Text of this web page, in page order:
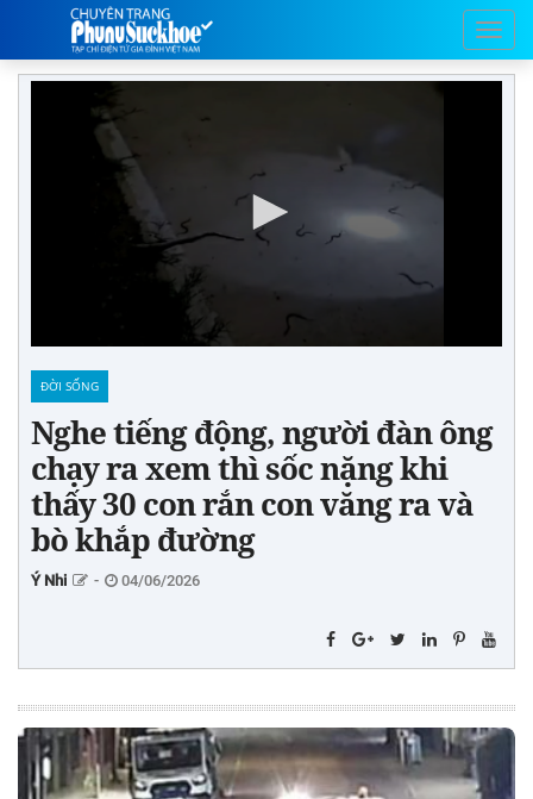
ĐỜI SỐNG
Nghe tiếng động, người đàn ông
chạy ra xem thì sốc nặng khi
thấy 30 con rắn con văng ra và
bò khắp đường
Ý Nhi - 04/06/2026